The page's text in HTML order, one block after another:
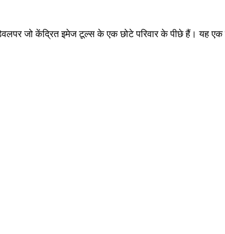
जो केंद्रित इमेज टूल्स के एक छोटे परिवार के पीछे हैं। यह एक